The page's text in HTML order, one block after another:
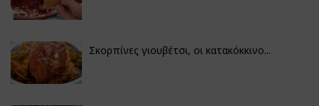
Σκορπίνες γιουβέτσι, οι κατακόκκινο...